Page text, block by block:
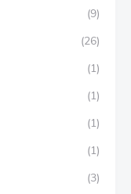
(9)
(26)
(1)
(1)
(1)
(1)
(3)